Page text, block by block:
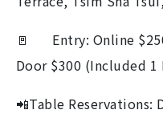
🚪 Entry: Online
Door $300 (Included
📲Table Reservations: